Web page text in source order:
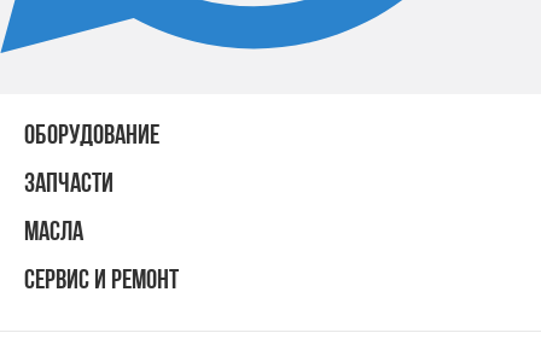
ОБОРУДОВАНИЕ
ЗАПЧАСТИ
МАСЛА
СЕРВИС И РЕМОНТ